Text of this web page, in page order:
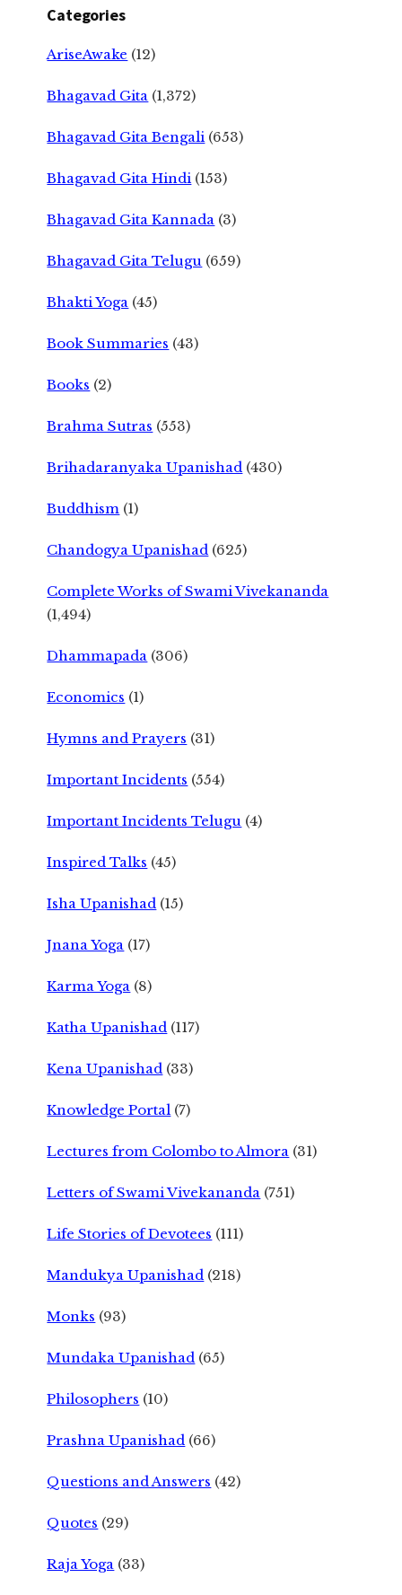
Categories
AriseAwake (12)
Bhagavad Gita (1,372)
Bhagavad Gita Bengali (653)
Bhagavad Gita Hindi (153)
Bhagavad Gita Kannada (3)
Bhagavad Gita Telugu (659)
Bhakti Yoga (45)
Book Summaries (43)
Books (2)
Brahma Sutras (553)
Brihadaranyaka Upanishad (430)
Buddhism (1)
Chandogya Upanishad (625)
Complete Works of Swami Vivekananda
(1,494)
Dhammapada (306)
Economics (1)
Hymns and Prayers (31)
Important Incidents (554)
Important Incidents Telugu (4)
Inspired Talks (45)
Isha Upanishad (15)
Jnana Yoga (17)
Karma Yoga (8)
Katha Upanishad (117)
Kena Upanishad (33)
Knowledge Portal (7)
Lectures from Colombo to Almora (31)
Letters of Swami Vivekananda (751)
Life Stories of Devotees (111)
Mandukya Upanishad (218)
Monks (93)
Mundaka Upanishad (65)
Philosophers (10)
Prashna Upanishad (66)
Questions and Answers (42)
Quotes (29)
Raja Yoga (33)